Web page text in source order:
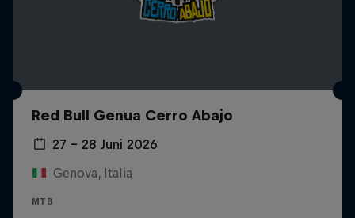
Red Bull Genua Cerro Abajo
27 – 28 Juni 2026
Genova, Italia
MTB